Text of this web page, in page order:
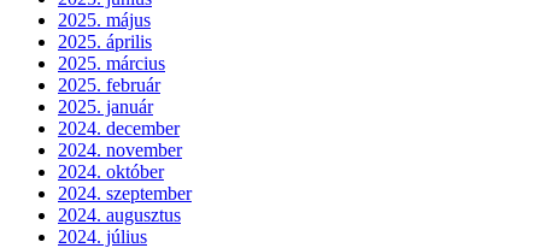
2025. május
2025. április
2025. március
2025. február
2025. január
2024. december
2024. november
2024. október
2024. szeptember
2024. augusztus
2024. július